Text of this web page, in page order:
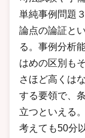
単純事例問題
論点の論証と
る。事例分析
はめの区別も
さほど高くは
する要領で、
立つといえる
考えても50分